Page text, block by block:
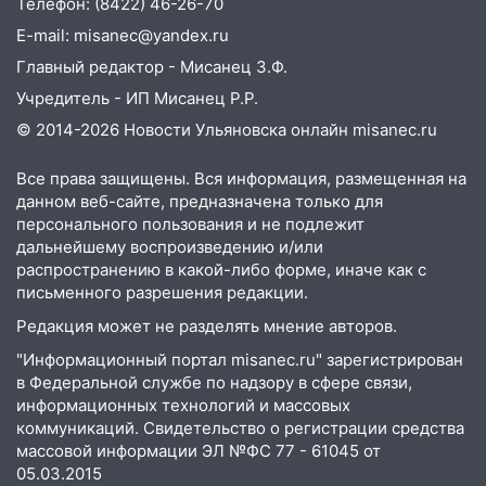
принесет прилив творческой энергии и
отличные шансы исправить старые
ошибки
06.08.2026
23:20 Прогноз погоды на 7 августа в
20:04 Ульяновцев приглашают на забег,
посвящённый Дню воздушного флота
России
19:12 В Ульяновской области
руководителя частной компании
наказали за сокрытие прошлого своего
сотрудник
18:02 В Ульяновск едут звезды
баскетбола!
17:08
Ульяновский областной суд
E-mail: misanec@yandex.ru
Главный редактор - Мисанец З.Ф.
Учредитель - ИП Мисанец Р.Р.
© 2014-2026 Новости Ульяновска онлайн misanec.ru
Все права защищены. Вся информация, размещенная на
данном веб-сайте, предназначена только для
персонального пользования и не подлежит
дальнейшему воспроизведению и/или
распространению в какой-либо форме, иначе как с
письменного разрешения редакции.
Редакция может не разделять мнение авторов.
"Информационный портал misanec.ru" зарегистрирован
в Федеральной службе по надзору в сфере связи,
информационных технологий и массовых
коммуникаций. Свидетельство о регистрации средства
массовой информации ЭЛ №ФС 77 - 61045 от
05.03.2015